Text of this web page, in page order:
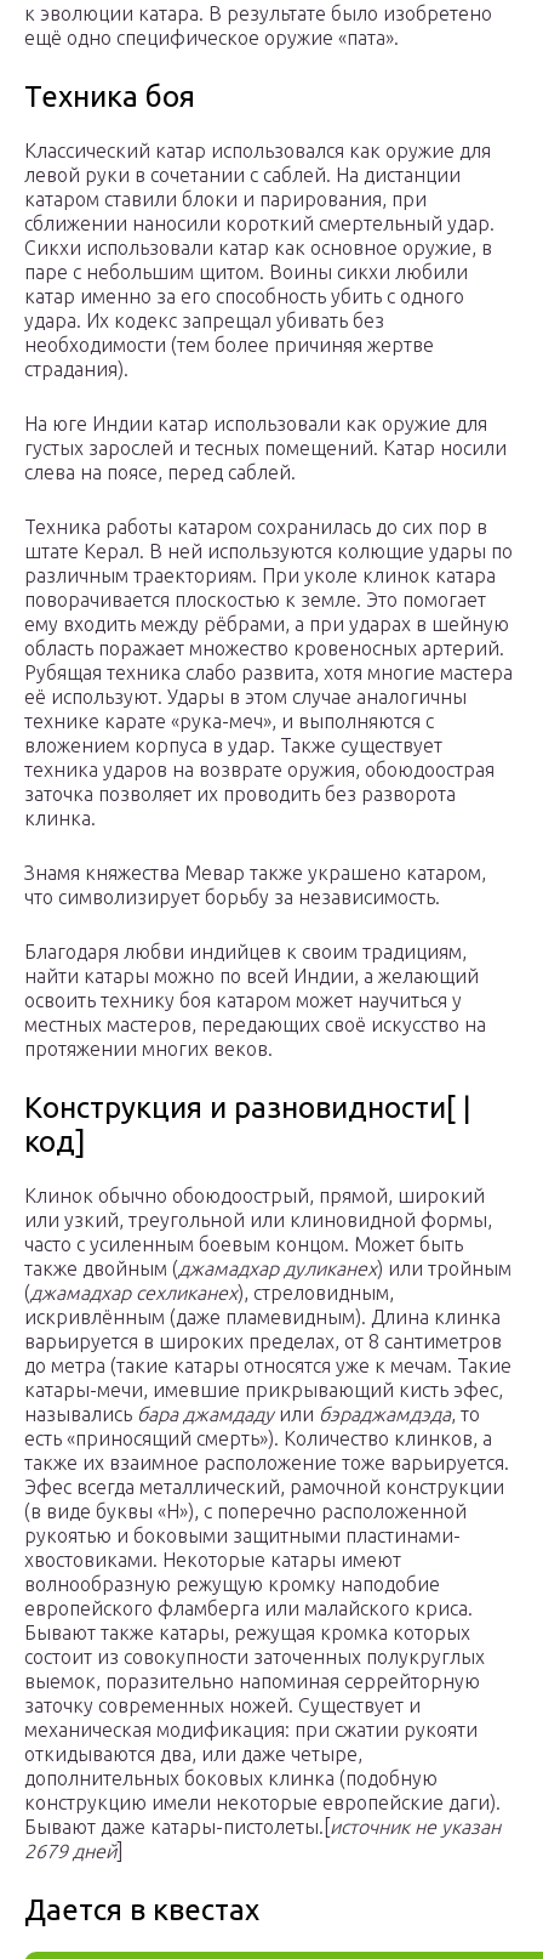
к эволюции катара. В результате было изобретено
ещё одно специфическое оружие «пата».
Техника боя
Классический катар использовался как оружие для
левой руки в сочетании с саблей. На дистанции
катаром ставили блоки и парирования, при
сближении наносили короткий смертельный удар.
Сикхи использовали катар как основное оружие, в
паре с небольшим щитом. Воины сикхи любили
катар именно за его способность убить с одного
удара. Их кодекс запрещал убивать без
необходимости (тем более причиняя жертве
страдания).
На юге Индии катар использовали как оружие для
густых зарослей и тесных помещений. Катар носили
слева на поясе, перед саблей.
Техника работы катаром сохранилась до сих пор в
штате Керал. В ней используются колющие удары по
различным траекториям. При уколе клинок катара
поворачивается плоскостью к земле. Это помогает
ему входить между рёбрами, а при ударах в шейную
область поражает множество кровеносных артерий.
Рубящая техника слабо развита, хотя многие мастера
её используют. Удары в этом случае аналогичны
технике карате «рука-меч», и выполняются с
вложением корпуса в удар. Также существует
техника ударов на возврате оружия, обоюдоострая
заточка позволяет их проводить без разворота
клинка.
Знамя княжества Мевар также украшено катаром,
что символизирует борьбу за независимость.
Благодаря любви индийцев к своим традициям,
найти катары можно по всей Индии, а желающий
освоить технику боя катаром может научиться у
местных мастеров, передающих своё искусство на
протяжении многих веков.
Конструкция и разновидности[ |
код]
Клинок обычно обоюдоострый, прямой, широкий
или узкий, треугольной или клиновидной формы,
часто с усиленным боевым концом. Может быть
также двойным (джамадхар дуликанех) или тройным
(джамадхар сехликанех), стреловидным,
искривлённым (даже пламевидным). Длина клинка
варьируется в широких пределах, от 8 сантиметров
до метра (такие катары относятся уже к мечам. Такие
катары-мечи, имевшие прикрывающий кисть эфес,
назывались бара джамдадуили бэраджамдэда, то
есть «приносящий смерть»). Количество клинков, а
также их взаимное расположение тоже варьируется.
Эфес всегда металлический, рамочной конструкции
(в виде буквы «Н»), с поперечно расположенной
рукоятью и боковыми защитными пластинами-
хвостовиками. Некоторые катары имеют
волнообразную режущую кромку наподобие
европейского фламберга или малайского криса.
Бывают также катары, режущая кромка которых
состоит из совокупности заточенных полукруглых
выемок, поразительно напоминая серрейторную
заточку современных ножей. Существует и
механическая модификация: при сжатии рукояти
откидываются два, или даже четыре,
дополнительных боковых клинка (подобную
конструкцию имели некоторые европейские даги).
Бывают даже катары-пистолеты.[ источник не указан
2679 дней]
Дается в квестах